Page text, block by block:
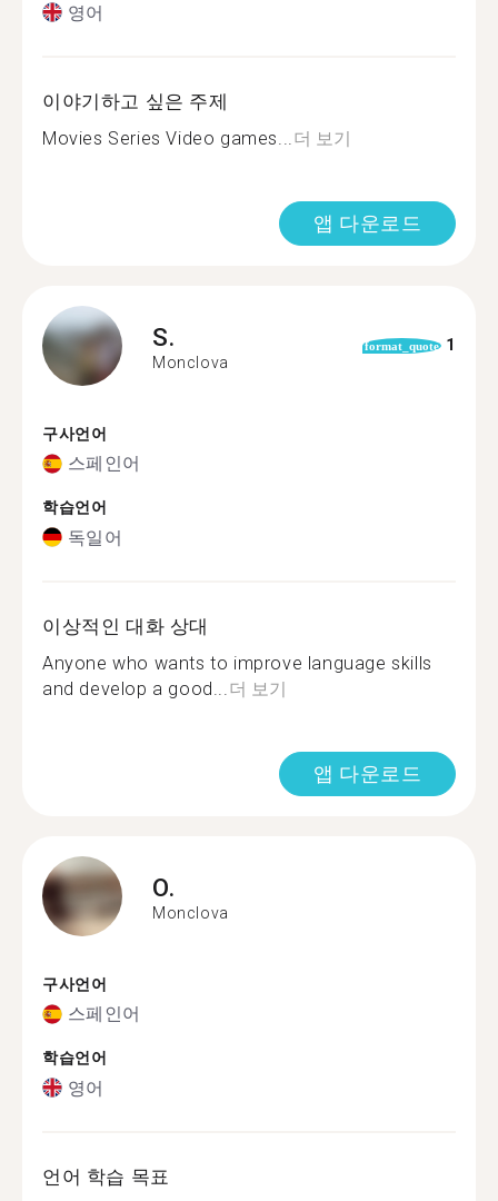
영어
이야기하고 싶은 주제
Movies Series Video games... 더 보기
앱 다운로드
S.
Monclova
format_quote 1
구사언어
스페인어
학습언어
독일어
이상적인 대화 상대
Anyone who wants to improve language skills
and develop a good... 더 보기
앱 다운로드
O.
Monclova
구사언어
스페인어
학습언어
영어
언어 학습 목표